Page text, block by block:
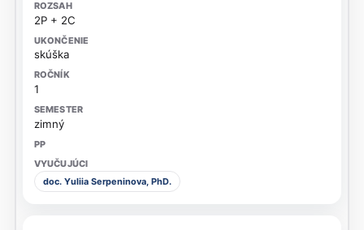
2P + 2C
skúška
1
zimný
doc. Yuliia Serpeninova, PhD.